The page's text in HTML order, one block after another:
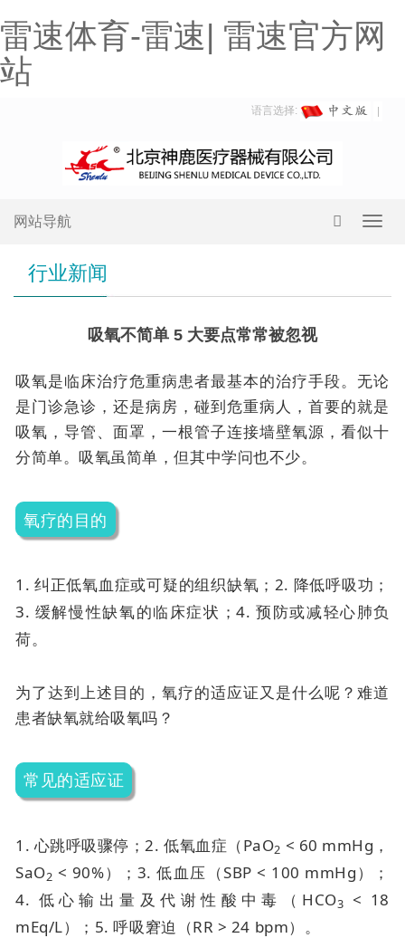
雷速体育-雷速| 雷速官方网
站
语言选择:
网站导航
行业新闻
吸氧不简单 5 大要点常常被忽视
吸氧是临床治疗危重病患者最基本的治疗手段。无论
是门诊急诊，还是病房，碰到危重病人，首要的就是
吸氧，导管、面罩，一根管子连接墙壁氧源，看似十
分简单。吸氧虽简单，但其中学问也不少。
氧疗的目的
1. 纠正低氧血症或可疑的组织缺氧； 2. 降低呼吸功；
3. 缓解慢性缺氧的临床症状；4. 预防或减轻心肺负
荷。
为了达到上述目的，氧疗的适应证又是什么呢？难道
患者缺氧就给吸氧吗？
常见的适应证
1. 心跳呼吸骤停；2. 低氧血症（PaO2 < 60 mmHg，
SaO2 < 90%）； 3. 低血压（SBP < 100 mmHg）；
4. 低心输出量及代谢性酸中毒（HCO3
< 18
mEq/L）； 5. 呼吸窘迫（RR > 24 bpm）。